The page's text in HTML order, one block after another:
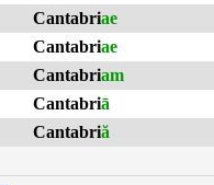
Cantabriae
Cantabriae
Cantabriam
Cantabriā
Cantabriă